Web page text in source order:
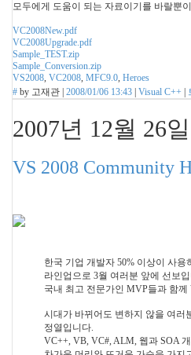
모두에게 도움이 되는 자료이기를 바랄뿐
VC2008New.pdf
VC2008Upgrade.pdf
Sample_TEST.zip
Sample_Conversion.zip
VS2008, VC2008, MFC9.0, Heroes
# by 고재관 2008/01/06 13:43 Visual C++
2007년 12월 26일
VS 2008 Community
한국 기업 개발자 50% 이상이 사
라인업으로 3월 여러분 앞에 선보
국내 최고 전문가인 MVP들과 함께
시대가 바뀌어도 변하지 않을 여러
정열입니다.
VC++, VB, VC#, ALM, 웹과 SOA